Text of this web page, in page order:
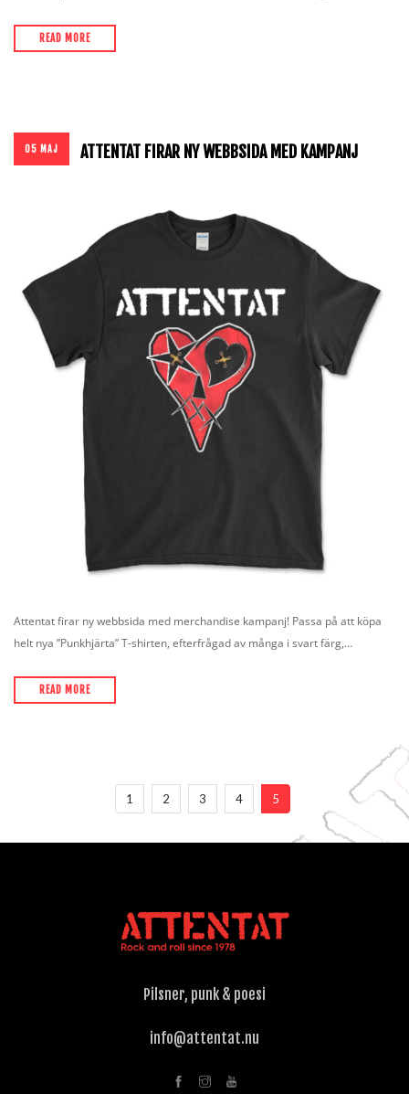
READ MORE
05 MAJ ATTENTAT FIRAR NY WEBBSIDA MED KAMPANJ
Attentat firar ny webbsida med merchandise kampanj! Passa på att köpa
helt nya ”Punkhjärta” T-shirten, efterfrågad av många i svart färg,…
READ MORE
1 2 3 4 5
Pilsner, punk & poesi
info@attentat.nu